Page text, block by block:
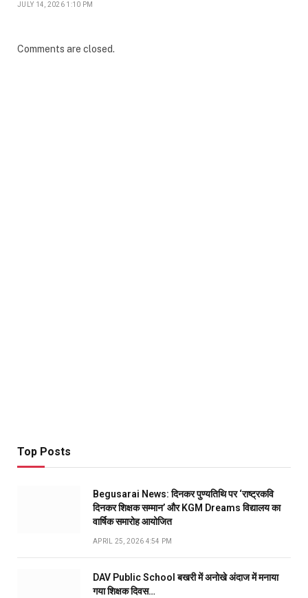
JULY 14, 2026 1:10 PM
Comments are closed.
Top Posts
Begusarai News: दिनकर पुण्यतिथि पर ‘राष्ट्रकवि
दिनकर शिक्षक सम्मान’ और KGM Dreams विद्यालय का
वार्षिक समारोह आयोजित
APRIL 25, 2026 4:54 PM
DAV Public School बखरी में अनोखे अंदाज में मनाया
गया शिक्षक दिवस…